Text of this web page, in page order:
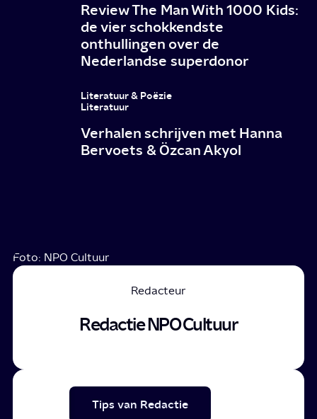
Review The Man With 1000 Kids:
de vier schokkendste
onthullingen over de
Nederlandse superdonor
Literatuur & Poëzie
Literatuur
Verhalen schrijven met Hanna
Bervoets & Özcan Akyol
Foto: NPO Cultuur
Redacteur
Redactie NPO Cultuur
Tips van Redactie